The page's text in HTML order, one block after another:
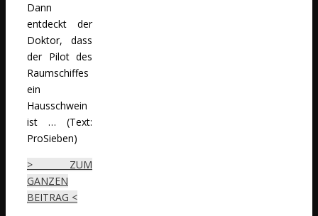
Dann
entdeckt der
Doktor, dass
der Pilot des
Raumschiffes
ein
Hausschwein
ist … (Text:
ProSieben)
> ZUM
GANZEN
BEITRAG <